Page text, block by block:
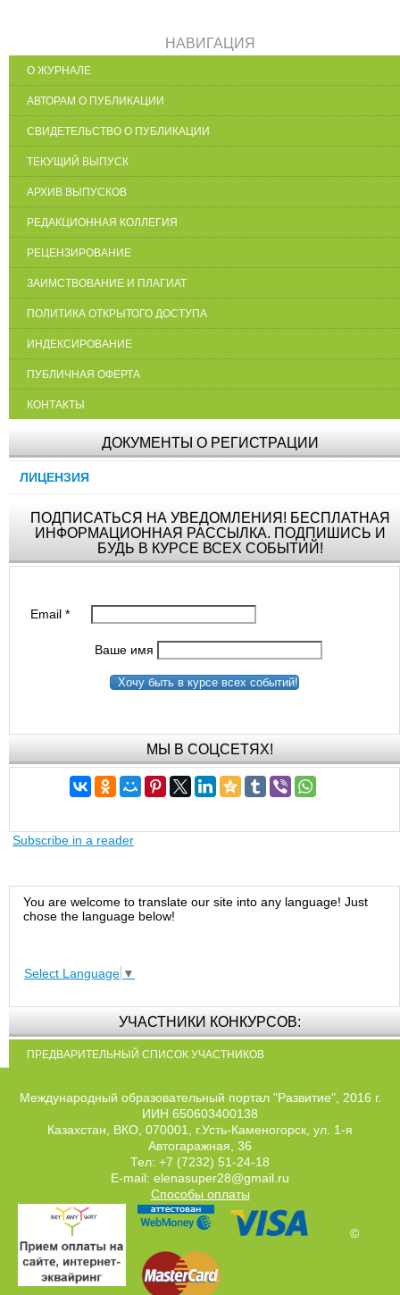
НАВИГАЦИЯ
О ЖУРНАЛЕ
АВТОРАМ О ПУБЛИКАЦИИ
СВИДЕТЕЛЬСТВО О ПУБЛИКАЦИИ
ТЕКУЩИЙ ВЫПУСК
АРХИВ ВЫПУСКОВ
РЕДАКЦИОННАЯ КОЛЛЕГИЯ
РЕЦЕНЗИРОВАНИЕ
ЗАИМСТВОВАНИЕ И ПЛАГИАТ
ПОЛИТИКА ОТКРЫТОГО ДОСТУПА
ИНДЕКСИРОВАНИЕ
ПУБЛИЧНАЯ ОФЕРТА
КОНТАКТЫ
ДОКУМЕНТЫ О РЕГИСТРАЦИИ
ЛИЦЕНЗИЯ
ПОДПИСАТЬСЯ НА УВЕДОМЛЕНИЯ! БЕСПЛАТНАЯ
ИНФОРМАЦИОННАЯ РАССЫЛКА. ПОДПИШИСЬ И
БУДЬ В КУРСЕ ВСЕХ СОБЫТИЙ!
Email*
Ваше имя
Хочу быть в курсе всех событий!
МЫ В СОЦСЕТЯХ!
Subscribe in a reader
You are welcome to translate our site into any language! Just
chose the language below!
Select Language ▼
УЧАСТНИКИ КОНКУРСОВ:
ПРЕДВАРИТЕЛЬНЫЙ СПИСОК УЧАСТНИКОВ
Международный образовательный портал "Развитие", 2016 г.
ИИН 650603400138
Казахстан, ВКО, 070001, г.Усть-Каменогорск, ул. 1-я
Автогаражная, 36
Тел: +7 (7232) 51-24-18
E-mail: elenasuper28@gmail.ru
Способы оплаты
©